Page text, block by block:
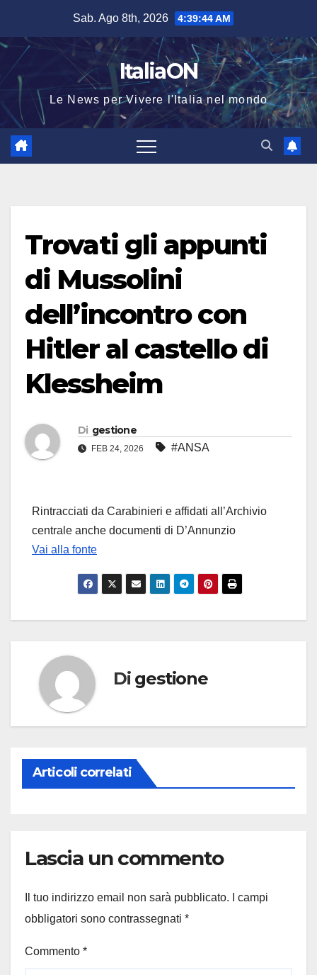
contenuto
Sab. Ago 8th, 2026 4:39:45 AM
ItaliaON
Le News per Vivere l'Italia nel mondo
Trovati gli appunti
di Mussolini
dell’incontro con
Hitler al castello di
Klessheim
Di gestione
FEB 24, 2026 #ANSA
Rintracciati da Carabinieri e affidati all’Archivio
centrale anche documenti di D’Annunzio
Vai alla fonte
Di gestione
Articoli correlati
Lascia un commento
Il tuo indirizzo email non sarà pubblicato.
I campi
obbligatori sono contrassegnati *
Commento *